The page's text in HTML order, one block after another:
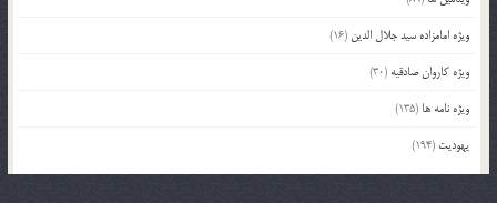
ویژه امامزاده سید جلال الدین (16)
ویژه کاروان صادقیه (30)
ویژه نامه ها (135)
یهودیت (194)